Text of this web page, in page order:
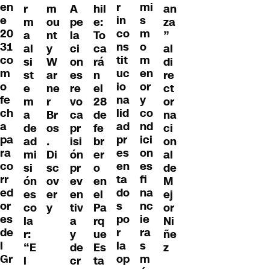
en
e
20
31
co
m
o
fe
ch
a
pa
ra
co
rr
ed
or
es
de
l
Gr
r
m
a
al
si
st
e
m
a
de
ad
mi
si
ón
es
co
la
r:
“E
l
m
ou
nt
y
W
ar
ne
r
Br
os
.
Di
sc
ov
er
y
A
pe
la
ci
on
es
re
vo
ca
pr
isi
ón
pr
ev
en
tiv
a
y
de
cr
hil
e:
To
ca
rá
n
el
28
de
fe
br
er
o
en
el
Pa
rq
ue
Es
ta
r
in
co
ns
tit
uc
io
na
lid
ad
pr
es
en
ta
do
s
po
r
la
op
mi
s
m
o
m
en
or
y
co
nd
ici
on
es
fi
na
nc
ie
ra
s
m
an
za
”
al
di
re
ct
or
na
ci
on
al
de
M
ej
or
Ni
ñe
z